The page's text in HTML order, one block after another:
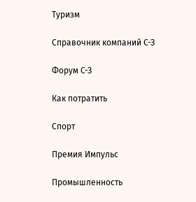
Туризм
Справочник компаний С-З
Форум С-З
Как потратить
Спорт
Премия Импульс
Промышленность